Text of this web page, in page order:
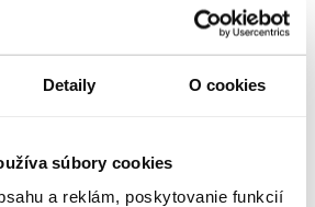
Detaily O cookies
súbory cookies
a reklám, poskytovanie funkcií